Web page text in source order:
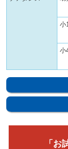
小
小
「お